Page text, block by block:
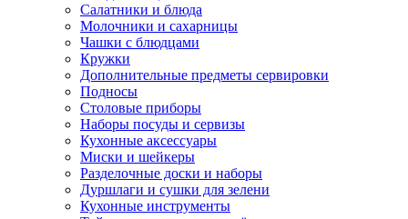
Салатники и блюда
Молочники и сахарницы
Чашки с блюдцами
Кружки
Дополнительные предметы сервировки
Подносы
Столовые приборы
Наборы посуды и сервизы
Кухонные аксессуары
Миски и шейкеры
Разделочные доски и наборы
Дуршлаги и сушки для зелени
Кухонные инструменты